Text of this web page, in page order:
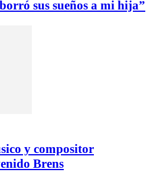
sus sueños a mi hija”
y compositor
Brens